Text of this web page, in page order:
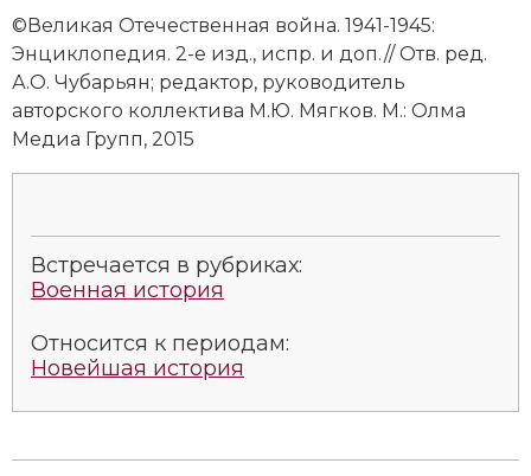
©Великая Отечественная война. 1941-1945:
Энциклопедия. 2-е изд., испр. и доп.// Отв. ред.
А.О. Чубарьян; редактор, руководитель
авторского коллектива М.Ю. Мягков. М.: Олма
Медиа Групп, 2015
Встречается в рубриках:
Военная история
Относится к периодам:
Новейшая история